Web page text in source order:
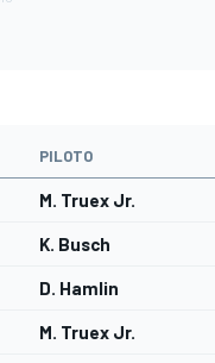
PILOTO
M. Truex Jr.
K. Busch
D. Hamlin
M. Truex Jr.